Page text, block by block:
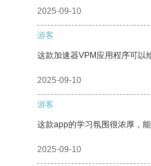
2025-09-10
游客
这款加速器VPM应用程序可以
2025-09-10
游客
这款app的学习氛围很浓厚，
2025-09-10